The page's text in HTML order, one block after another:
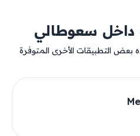
داخل سعوطالي
بعض التطبيقات الأخرى المتوفرة